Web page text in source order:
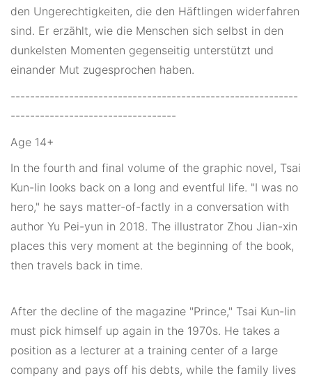
den Ungerechtigkeiten, die den Häftlingen widerfahren
sind. Er erzählt, wie die Menschen sich selbst in den
dunkelsten Momenten gegenseitig unterstützt und
einander Mut zugesprochen haben.
-----------------------------------------------------------
----------------------------------
Age 14+
In the fourth and final volume of the graphic novel, Tsai
Kun-lin looks back on a long and eventful life. "I was no
hero," he says matter-of-factly in a conversation with
author Yu Pei-yun in 2018. The illustrator Zhou Jian-xin
places this very moment at the beginning of the book,
then travels back in time.
After the decline of the magazine "Prince," Tsai Kun-lin
must pick himself up again in the 1970s. He takes a
position as a lecturer at a training center of a large
company and pays off his debts, while the family lives